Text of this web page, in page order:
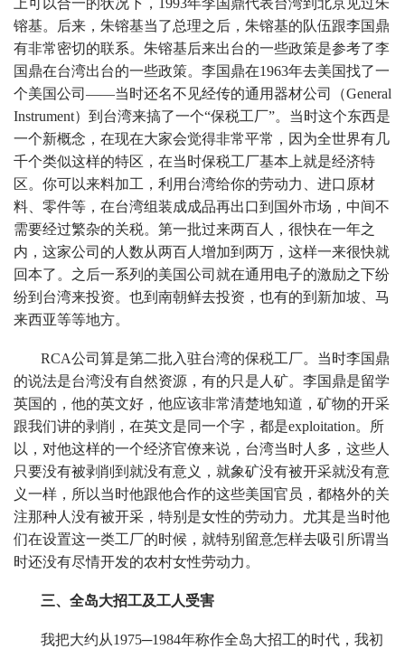
上可以合一的状况下，1993年李国鼎代表台湾到北京见过朱
镕基。后来，朱镕基当了总理之后，朱镕基的队伍跟李国鼎
有非常密切的联系。朱镕基后来出台的一些政策是参考了李
国鼎在台湾出台的一些政策。李国鼎在1963年去美国找了一
个美国公司——当时还名不见经传的通用器材公司（General
Instrument）到台湾来搞了一个“保税工厂”。当时这个东西是
一个新概念，在现在大家会觉得非常平常，因为全世界有几
千个类似这样的特区，在当时保税工厂基本上就是经济特
区。你可以来料加工，利用台湾给你的劳动力、进口原材
料、零件等，在台湾组装成成品再出口到国外市场，中间不
需要经过繁杂的关税。第一批过来两百人，很快在一年之
内，这家公司的人数从两百人增加到两万，这样一来很快就
回本了。之后一系列的美国公司就在通用电子的激励之下纷
纷到台湾来投资。也到南朝鲜去投资，也有的到新加坡、马
来西亚等等地方。
RCA公司算是第二批入驻台湾的保税工厂。当时李国鼎
的说法是台湾没有自然资源，有的只是人矿。李国鼎是留学
英国的，他的英文好，他应该非常清楚地知道，矿物的开采
跟我们讲的剥削，在英文是同一个字，都是exploitation。所
以，对他这样的一个经济官僚来说，台湾当时人多，这些人
只要没有被剥削到就没有意义，就象矿没有被开采就没有意
义一样，所以当时他跟他合作的这些美国官员，都格外的关
注那种人没有被开采，特别是女性的劳动力。尤其是当时他
们在设置这一类工厂的时候，就特别留意怎样去吸引所谓当
时还没有尽情开发的农村女性劳动力。
三、全岛大招工及工人受害
我把大约从1975─1984年称作全岛大招工的时代，我初